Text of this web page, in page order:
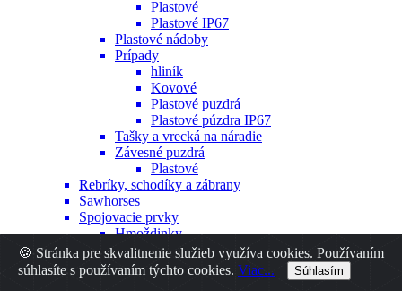
🍪 Stránka pre skvalitnenie služieb využíva cookies. Používaním
súhlasíte s používaním týchto cookies. Viac... Súhlasím
Plastové
Plastové IP67
Plastové nádoby
Prípady
hliník
Kovové
Plastové puzdrá
Plastové púzdra IP67
Tašky a vrecká na náradie
Závesné puzdrá
Plastové
Rebríky, schodíky a zábrany
Sawhorses
Spojovacie prvky
Hmoždinky
Iné
Nity
Skrutky